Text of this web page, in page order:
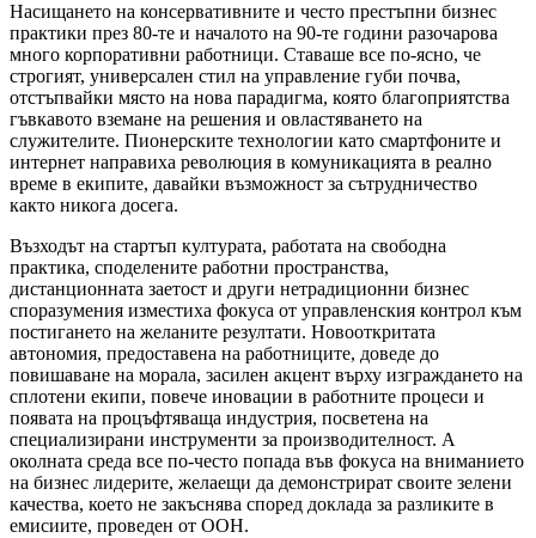
Насищането на консервативните и често престъпни бизнес
практики през 80-те и началото на 90-те години разочарова
много корпоративни работници. Ставаше все по-ясно, че
строгият, универсален стил на управление губи почва,
отстъпвайки място на нова парадигма, която благоприятства
гъвкавото вземане на решения и овластяването на
служителите. Пионерските технологии като смартфоните и
интернет направиха революция в комуникацията в реално
време в екипите, давайки възможност за сътрудничество
както никога досега.
Възходът на стартъп културата, работата на свободна
практика, споделените работни пространства,
дистанционната заетост и други нетрадиционни бизнес
споразумения изместиха фокуса от управленския контрол към
постигането на желаните резултати. Новооткритата
автономия, предоставена на работниците, доведе до
повишаване на морала, засилен акцент върху изграждането на
сплотени екипи, повече иновации в работните процеси и
появата на процъфтяваща индустрия, посветена на
специализирани инструменти за производителност. А
околната среда все по-често попада във фокуса на вниманието
на бизнес лидерите, желаещи да демонстрират своите зелени
качества, което не закъснява според доклада за разликите в
емисиите, проведен от ООН.